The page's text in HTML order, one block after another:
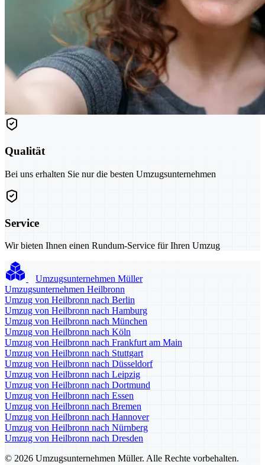
Qualität
Bei uns erhalten Sie nur die besten Umzugsunternehmen
Service
Wir bieten Ihnen einen Rundum-Service für Ihren Umzug
Umzugsunternehmen Müller
Umzugsunternehmen Heilbronn
Umzug von Heilbronn nach Berlin
Umzug von Heilbronn nach Hamburg
Umzug von Heilbronn nach München
Umzug von Heilbronn nach Köln
Umzug von Heilbronn nach Frankfurt am Main
Umzug von Heilbronn nach Stuttgart
Umzug von Heilbronn nach Düsseldorf
Umzug von Heilbronn nach Leipzig
Umzug von Heilbronn nach Dortmund
Umzug von Heilbronn nach Essen
Umzug von Heilbronn nach Bremen
Umzug von Heilbronn nach Hannover
Umzug von Heilbronn nach Nürnberg
Umzug von Heilbronn nach Dresden
© 2026 Umzugsunternehmen Müller. Alle Rechte vorbehalten.